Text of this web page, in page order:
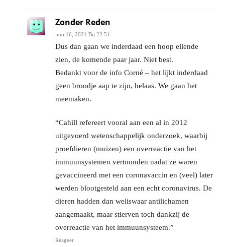
Zonder Reden
juni 16, 2021 Bij 22:51
Dus dan gaan we inderdaad een hoop ellende
zien, de komende paar jaar. Niet best.
Bedankt voor de info Corné – het lijkt inderdaad
geen broodje aap te zijn, helaas. We gaan het
meemaken.
“Cahill refereert vooral aan een al in 2012
uitgevoerd wetenschappelijk onderzoek, waarbij
proefdieren (muizen) een overreactie van het
immuunsystemen vertoonden nadat ze waren
gevaccineerd met een coronavaccin en (veel) later
werden blootgesteld aan een echt coronavirus. De
dieren hadden dan weliswaar antilichamen
aangemaakt, maar stierven toch dankzij de
overreactie van het immuunsysteem.”
Reageer